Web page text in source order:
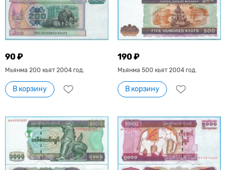
90 ₽
Мьянма 200 кьят 2004 год.
В корзину
190 ₽
Мьянма 500 кьят 2004 год.
В корзину